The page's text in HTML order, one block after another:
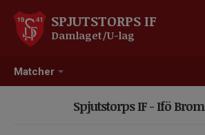
Matcher
SPJUTSTORPS IF
Damlaget/U-lag
Spjutstorps IF - Ifö